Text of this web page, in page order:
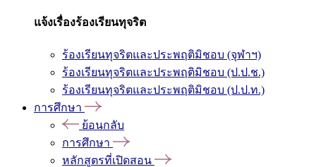
แจ้งเรื่องร้องเรียนทุจริต
ร้องเรียนทุจริตและประพฤติมิชอบ (จุฬาฯ)
ร้องเรียนทุจริตและประพฤติมิชอบ (ป.ป.ช.)
ร้องเรียนทุจริตและประพฤติมิชอบ (ป.ป.ท.)
การศึกษา
ย้อนกลับ
การศึกษา
หลักสูตรที่เปิดสอน